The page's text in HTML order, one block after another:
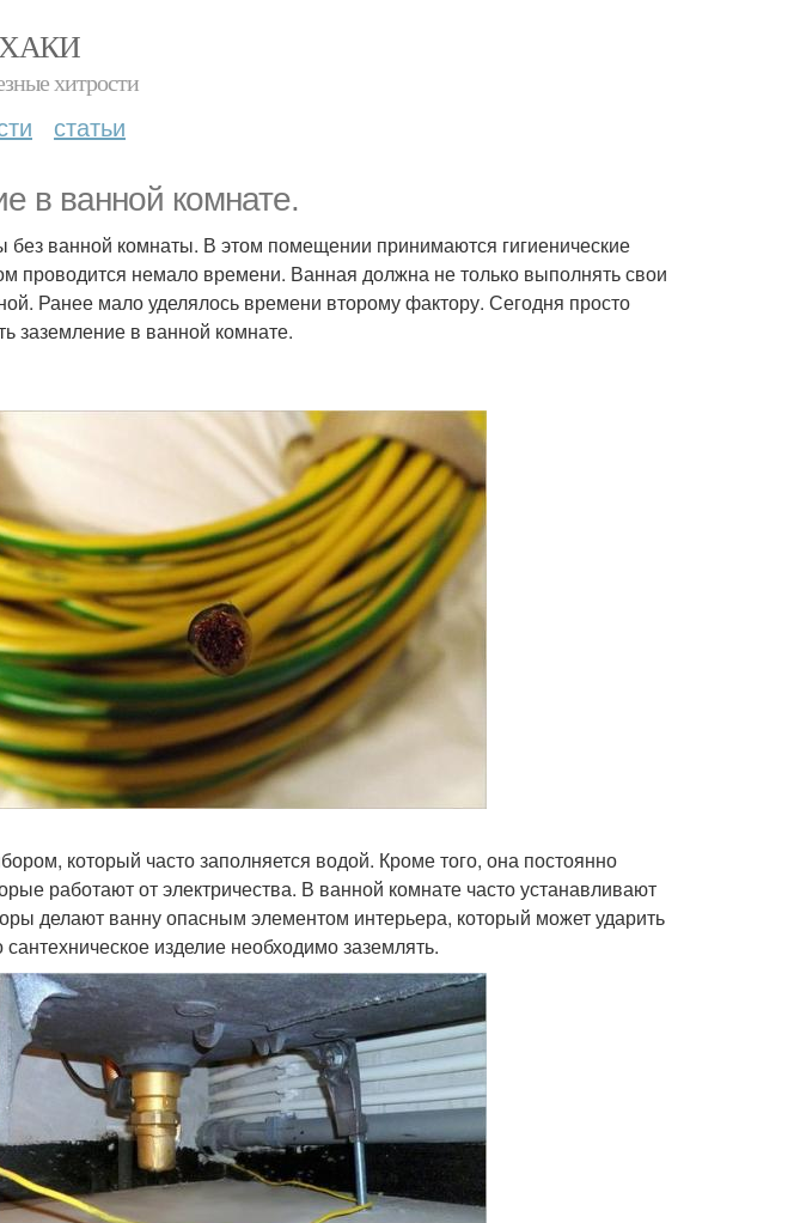
хитрости
статьи
в ванной комнате.
ванной комнаты. В этом помещении принимаются гигиенические
проводится немало времени. Ванная должна не только выполнять свои
Ранее мало уделялось времени второму фактору. Сегодня просто
заземление в ванной комнате.
который часто заполняется водой. Кроме того, она постоянно
работают от электричества. В ванной комнате часто устанавливают
делают ванну опасным элементом интерьера, который может ударить
изделие необходимо заземлять.